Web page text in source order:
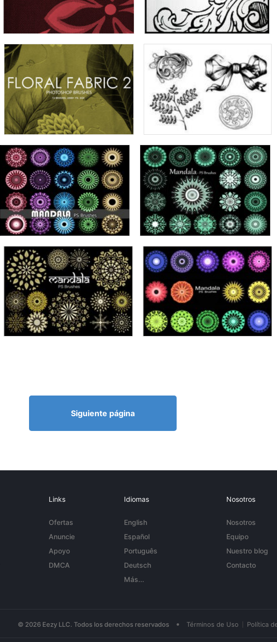
Siguiente página
Links
Ofertas
Anuncie
Apoyo
DMCA
Idiomas
English
Español
Português
Deutsch
Más...
Nosotros
Nosotros
Equipo
Nuestro blog
Contacto
© 2026 Eezy LLC. Todos los derechos reservados • Términos de Uso Política